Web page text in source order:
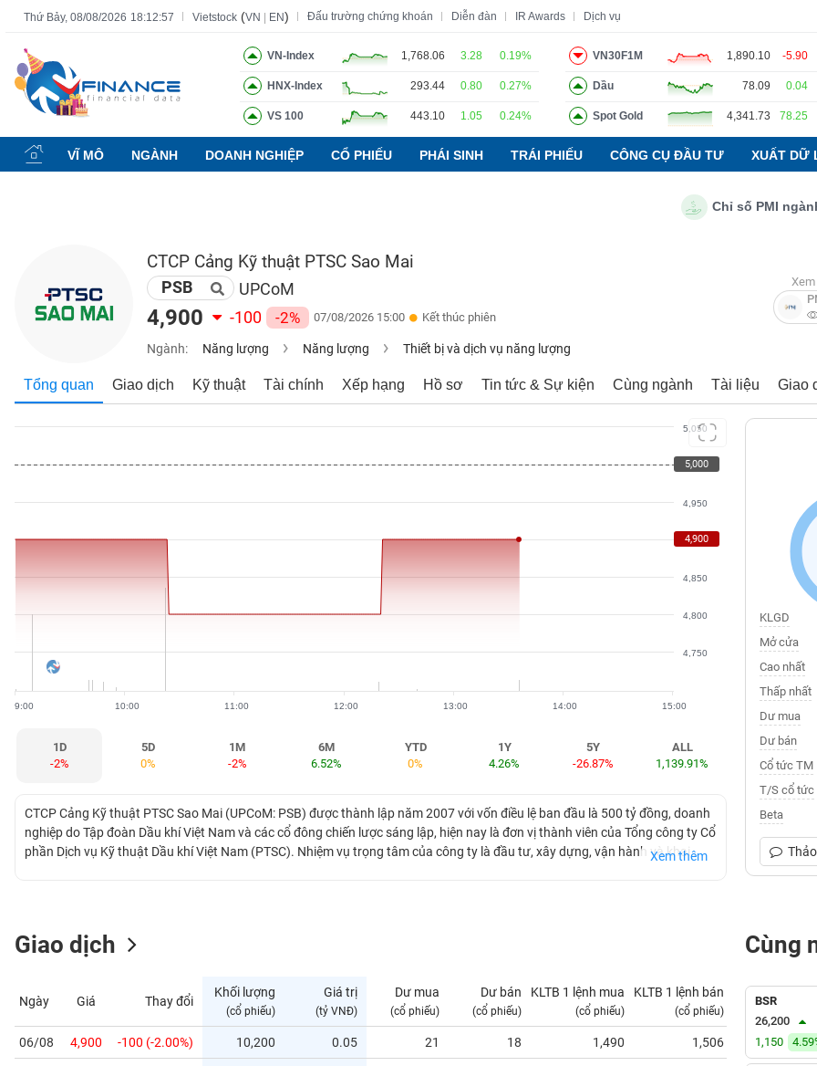
Thứ Bảy, 08/08/2026 18:12:58 Vietstock (VN EN) Đấu trường chứng khoán Diễn đàn IR Awards Dịch vụ
VN-Index 1,768.06 3.28 0.19%
HNX-Index 293.44 0.80 0.27%
VS 100 443.10 1.05 0.24%
VN30F1M 1,890.10 -5.90
Dầu 78.09 0.04
Spot Gold 4,341.73 78.25
VĨ MÔ NGÀNH DOANH NGHIỆP CỔ PHIẾU PHÁI SINH TRÁI PHIẾU CÔNG CỤ ĐẦU TƯ XUẤT DỮ
Chỉ số PMI ngành
CTCP Cảng Kỹ thuật PTSC Sao Mai
PSB UPCoM
4,900 -100 -2% 07/08/2026 15:00 Kết thúc phiên
Ngành: Năng lượng Năng lượng Thiết bị và dịch vụ năng lượng
Tổng quan Giao dịch Kỹ thuật Tài chính Xếp hạng Hồ sơ Tin tức & Sự kiện Cùng ngành Tài liệu Giao
5,000
4,750
4,800
4,850
4,900
4,950
5,050
9:00 10:00 11:00 12:00 13:00 14:00 15:00
5,000
4,900
1D
-2%
5D
0%
1M
-2%
6M
6.52%
YTD
0%
1Y
4.26%
5Y
-26.87%
ALL
1,139.91%
CTCP Cảng Kỹ thuật PTSC Sao Mai (UPCoM: PSB) được thành lập năm 2007 với vốn điều lệ ban đầu là 500 tỷ đồng, doanh
nghiệp do Tập đoàn Dầu khí Việt Nam và các cổ đông chiến lược sáng lập, hiện nay là đơn vị thành viên của Tổng công ty Cổ
phần Dịch vụ Kỹ thuật Dầu khí Việt Nam (PTSC). Nhiệm vụ trọng tâm của công ty là đầu tư, xây dựng, vận hành và khai
Xem thêm
KLGD
Mở cửa
Cao nhất
Thấp nhất
Dư mua
Dư bán
Cổ tức TM
T/S cổ tức
Beta
Giao dịch
Ngày Giá Thay đổi
Khối lượng
(cổ phiếu)
Giá trị
(tỷ VNĐ)
Dư mua
(cổ phiếu)
Dư bán
(cổ phiếu)
KLTB 1 lệnh mua
(cổ phiếu)
KLTB 1 lệnh bán
(cổ phiếu)
06/08 4,900 -100 (-2.00%) 10,200 0.05 21 18 1,490 1,506 0.00
Cùng
BSR
26,200
1,150
Tất cả Tính năng Ngành Mã chứng khoán Lãnh đạo Báo cáo phân tích Thuật ngữ
Tính
năng
(-)
CHỨNG
KHOÁN
NGHIỆP
ĐỘNG
HÓA
GIỚI
CÁ
NHÂN